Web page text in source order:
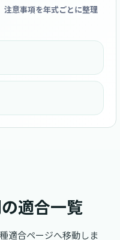
注意事項を年式ごとに整理
適合一覧
適合ページへ移動しま